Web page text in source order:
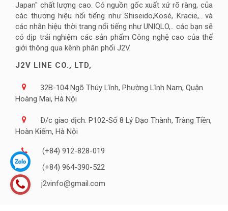
Japan" chất lượng cao. Có nguồn gốc xuất xứ rõ ràng, của
các thương hiệu nổi tiếng như Shiseido,Kosé, Kracie,.. và
các nhãn hiệu thời trang nổi tiếng như UNIQLO,.. các bạn sẽ
có dịp trải nghiệm các sản phẩm Công nghệ cao của thế
giới thông qua kênh phân phối J2V.
J2V LINE CO., LTD,
32B-104 Ngõ Thúy Lĩnh, Phường Lĩnh Nam, Quận
Hoàng Mai, Hà Nội
Đ/c giao dịch: P102-Số 8 Lý Đạo Thành, Tràng Tiền,
Hoàn Kiếm, Hà Nội
(+84) 912-828-019
(+84) 964-390-522
j2vinfo@gmail.com